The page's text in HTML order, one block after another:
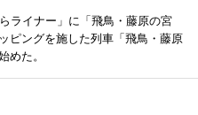
ライナー」に「飛鳥・藤原の宮
ピングを施した列車「飛鳥・藤原
めた。